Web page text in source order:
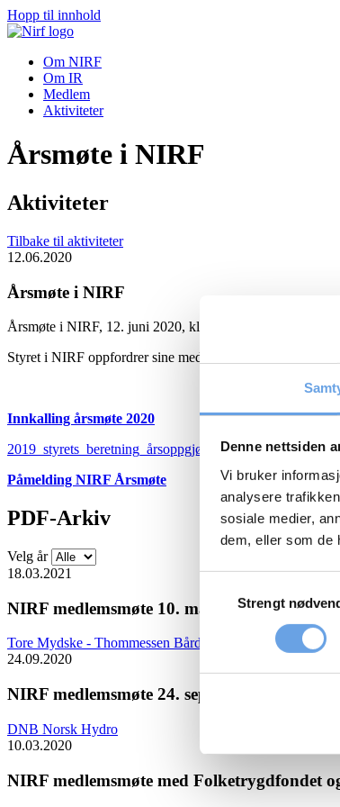
Denne nettsiden
Vi bruker
analysere
sosiale medier,
dem, eller som de
Strengt
Hopp til innhold
Om NIRF
Om IR
Medlem
Aktiviteter
Årsmøte i NIRF
Aktiviteter
Tilbake til aktiviteter
12.06.2020
Årsmøte i NIRF
Årsmøte i NIRF, 12. juni 2020, kl 1500, Sted: ScatecSolar,
Styret i NIRF oppfordrer sine medlemmer til ikke å møte
Innkalling årsmøte 2020
2019_styrets_beretning_årsoppgjør_revisjonsberetning
Påmelding NIRF Årsmøte
PDF-Arkiv
Velg år
18.03.2021
NIRF medlemsmøte 10. mars 2021
Tore Mydske - Thommessen Bård Bringedal - Storebrand
24.09.2020
NIRF medlemsmøte 24. september – Teams
DNB Norsk Hydro
10.03.2020
NIRF medlemsmøte med Folketrygdfondet